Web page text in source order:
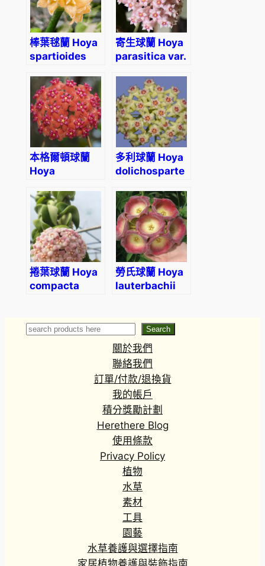
棒葉毬蘭 Hoya
spartioides
寄生球蘭 Hoya
parasitica var.
本格爾頓球蘭
Hoya
多利球蘭 Hoya
dolichosparte
捲葉球蘭 Hoya
compacta
勞氏球蘭 Hoya
lauterbachii
Search Search
關於我們
聯絡我們
訂單/付款/退換貨
我的帳戶
積分獎勵計劃
Herethere Blog
使用條款
Privacy Policy
植物
水草
素材
工具
園藝
水草養護與選擇指南